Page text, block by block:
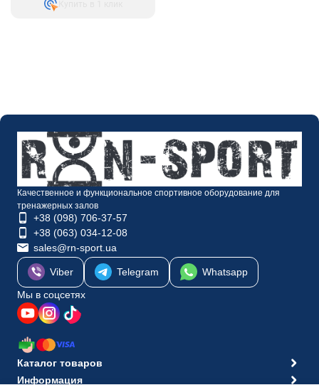
Купить в 1 клик
Качественное и функциональное спортивное оборудование для
тренажерных залов
+38 (098) 706-37-57
+38 (063) 034-12-08
sales@rn-sport.ua
Viber Telegram
Whatsapp
Мы в соцсетях
Каталог товаров
Информация